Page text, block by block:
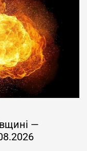
—